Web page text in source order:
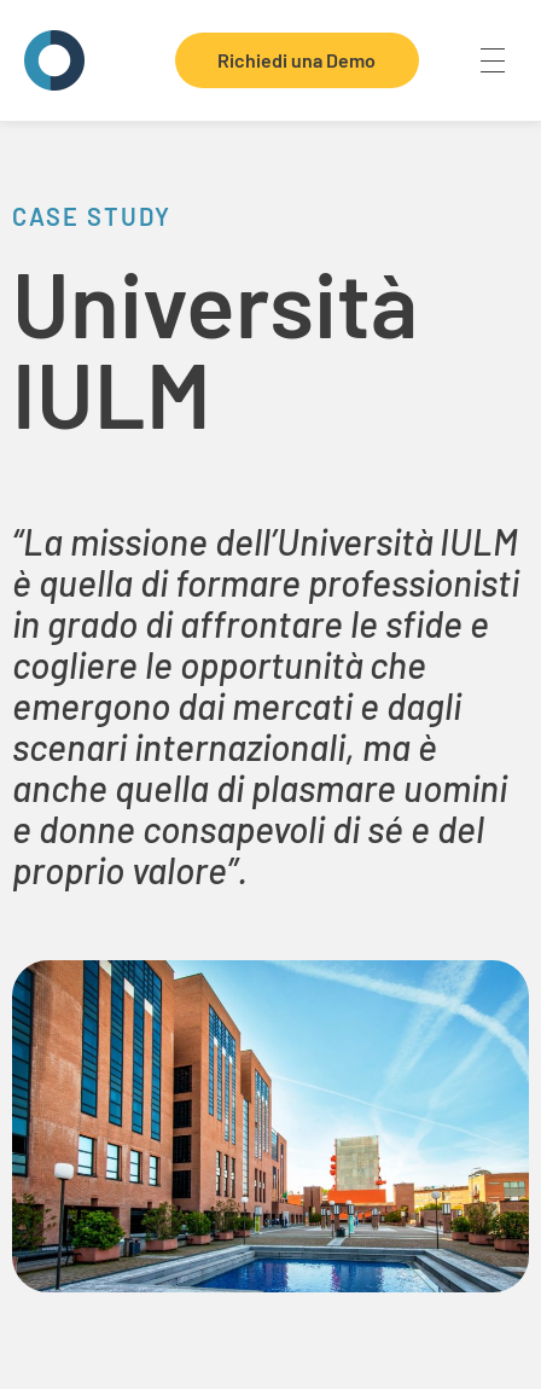
Richiedi una Demo
CASE STUDY
Università
IULM
“La missione dell’Università IULM
è quella di formare professionisti
in grado di affrontare le sfide e
cogliere le opportunità che
emergono dai mercati e dagli
scenari internazionali, ma è
anche quella di plasmare uomini
e donne consapevoli di sé e del
proprio valore”.